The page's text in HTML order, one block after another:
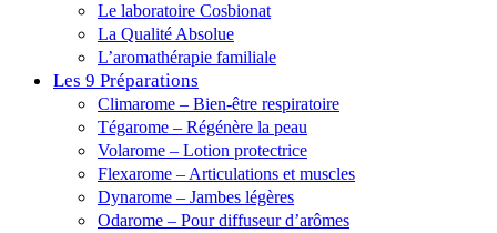
Le laboratoire Cosbionat
La Qualité Absolue
L’aromathérapie familiale
Les 9 Préparations
Climarome – Bien-être respiratoire
Tégarome – Régénère la peau
Volarome – Lotion protectrice
Flexarome – Articulations et muscles
Dynarome – Jambes légères
Odarome – Pour diffuseur d’arômes